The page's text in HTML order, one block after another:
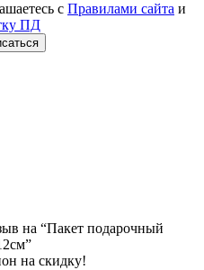
с Правилами сайта и
ПД
на “Пакет подарочный
на скидку!